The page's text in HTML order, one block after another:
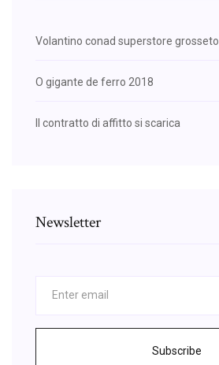
Volantino conad superstore grosseto
O gigante de ferro 2018
Il contratto di affitto si scarica
Newsletter
Subscribe